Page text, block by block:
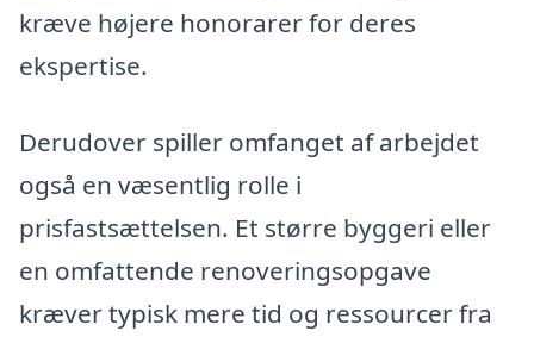
kræve højere honorarer for deres
ekspertise.
Derudover spiller omfanget af arbejdet
også en væsentlig rolle i
prisfastsættelsen. Et større byggeri eller
en omfattende renoveringsopgave
kræver typisk mere tid og ressourcer fra